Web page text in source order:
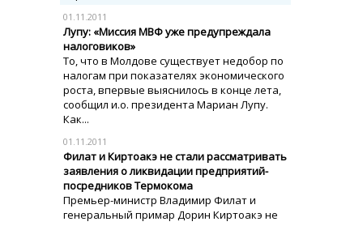
01.11.2011
Лупу: «Миссия МВФ уже предупреждала
налоговиков»
То, что в Молдове существует недобор по
налогам при показателях экономического
роста, впервые выяснилось в конце лета,
сообщил и.о. президента Мариан Лупу.
Как...
01.11.2011
Филат и Киртоакэ не стали рассматривать
заявления о ликвидации предприятий-
посредников Термокома
Премьер-министр Владимир Филат и
генеральный примар Дорин Киртоакэ не